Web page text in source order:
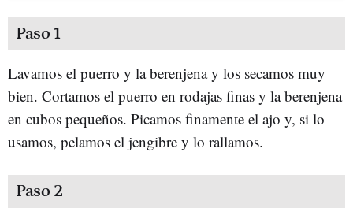
Paso 1
Lavamos el puerro y la berenjena y los secamos muy
bien. Cortamos el puerro en rodajas finas y la berenjena
en cubos pequeños. Picamos finamente el ajo y, si lo
usamos, pelamos el jengibre y lo rallamos.
Paso 2